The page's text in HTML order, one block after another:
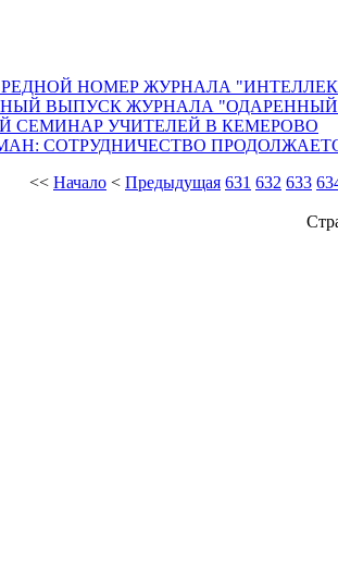
НОМЕР ЖУРНАЛА
ВЫПУСК ЖУРНАЛА "ОДАРЕННЫЙ
СЕМИНАР УЧИТЕЛЕЙ В КЕМЕРОВО
СОТРУДНИЧЕСТВО
<< Начало < Предыдущая 631 632 633